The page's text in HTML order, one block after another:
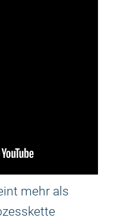
mehr als